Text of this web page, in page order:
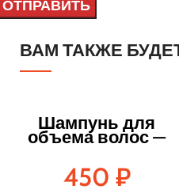
ВАМ ТАКЖЕ
Шампунь для
объема волос —
450 ₽